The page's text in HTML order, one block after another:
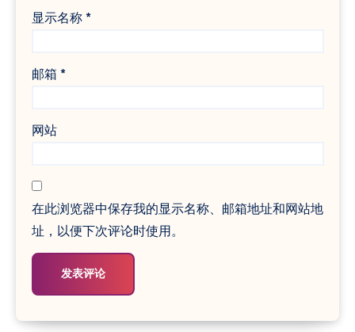
显示名称 *
邮箱 *
网站
在此浏览器中保存我的显示名称、邮箱地址和网站地
址，以便下次评论时使用。